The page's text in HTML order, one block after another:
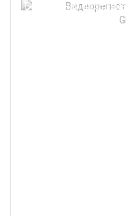
Бесплатная доставка